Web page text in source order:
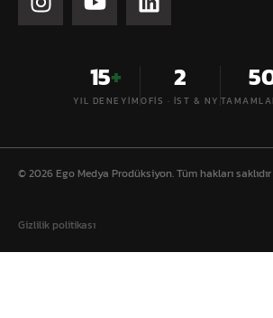
15+
YIL DENEYIM
2
OFIS · İST & NY
© 2026 Ego Medya Prodüksiyon. Tüm hakları saklıdır
Gizlilik politikası